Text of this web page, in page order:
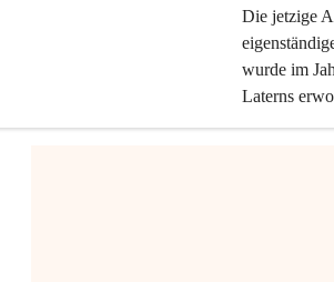
Die jetzige
wurde im
Laterns